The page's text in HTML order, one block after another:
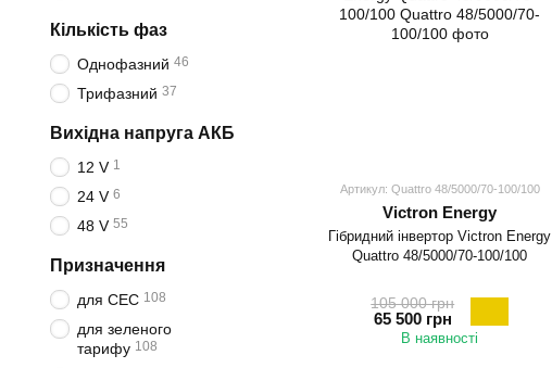
Артикул: Quattro 48/5000/70-100/100
Victron Energy
Гібридний інвертор Victron Energy
Quattro 48/5000/70-100/100
105 000 грн
65 500 грн
В наявності
Кількість фаз
Однофазний 46
Трифазний 37
Вихідна напруга АКБ
12 V 1
24 V 6
48 V 55
Призначення
для СЕС 108
для зеленого
тарифу 108